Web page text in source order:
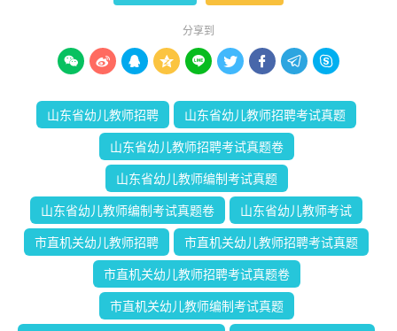
分享到
        
山东省幼儿教师招聘 山东省幼儿教师招聘考试真题
山东省幼儿教师招聘考试真题卷
山东省幼儿教师编制考试真题
山东省幼儿教师编制考试真题卷 山东省幼儿教师考试
市直机关幼儿教师招聘 市直机关幼儿教师招聘考试真题
市直机关幼儿教师招聘考试真题卷
市直机关幼儿教师编制考试真题